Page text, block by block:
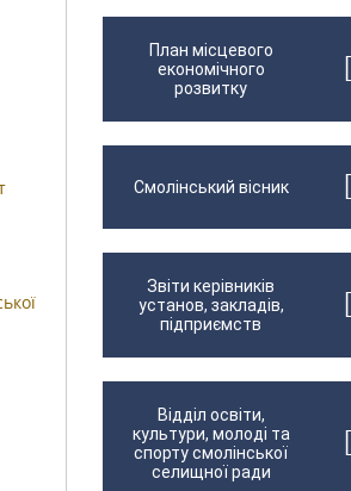
План місцевого
економічного
розвитку
Смолінський вісник
Звіти керівників
установ, закладів,
підприємств
Відділ освіти,
культури, молоді та
спорту смолінської
селищної ради